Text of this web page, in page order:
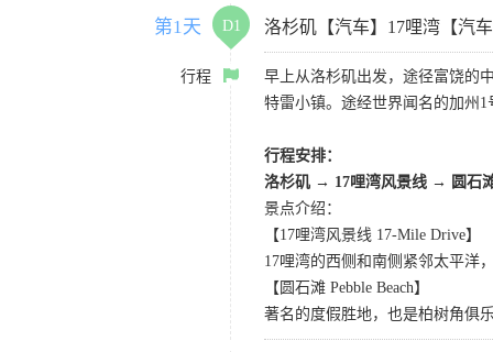
第1天 D1 洛杉矶【汽车】17哩湾【汽
行程
早上从洛杉矶出发，途径富饶的
特雷小镇。途经世界闻名的加州
行程安排：
洛杉矶 → 17哩湾风景线 → 圆石
景点介绍：
【17哩湾风景线 17-Mile Drive】
17哩湾的西侧和南侧紧邻太平洋
【圆石滩 Pebble Beach】
著名的度假胜地，也是柏树角俱